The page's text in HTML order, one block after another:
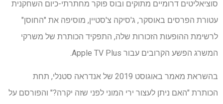
סוציאליטים דרומיים מתוקים ובוס פוקר מחתרתי-כיום השחקנית
עטורת הפרסים באוסקר, ג'סיקה צ'סטיין, מוסיפה את "החוסן"
לרשימת ההופעות הזכורות שלה, התפקיד הכותרת של משרקי
המשרג הפשע הקרובים עבור Apple TV Plus.
בהשראת מאמר באוגוסט 2019 של אנדראה סטנלי, תחת
הכותרת "האם ניתן לעצור ירי המוני לפני שזה יקרה?" והפורסם על